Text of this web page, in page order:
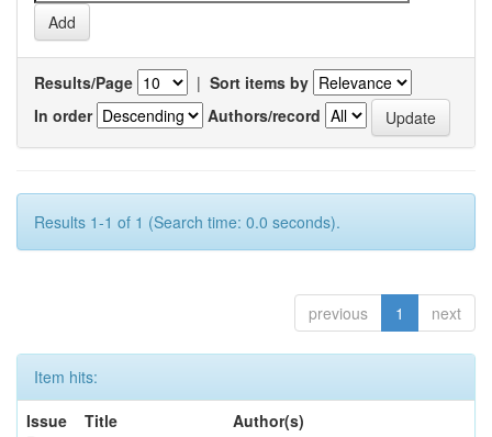
Results/Page | Sort items by
In order
Authors/record
Results 1-1 of 1 (Search time: 0.0 seconds).
previous 1 next
Item hits:
Issue
Title Author(s)